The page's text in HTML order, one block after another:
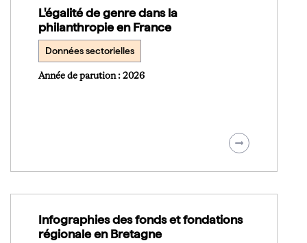
L'égalité de genre dans la
philanthropie en France
Données sectorielles
Année de parution : 2026
Infographies des fonds et fondations
régionale en Bretagne